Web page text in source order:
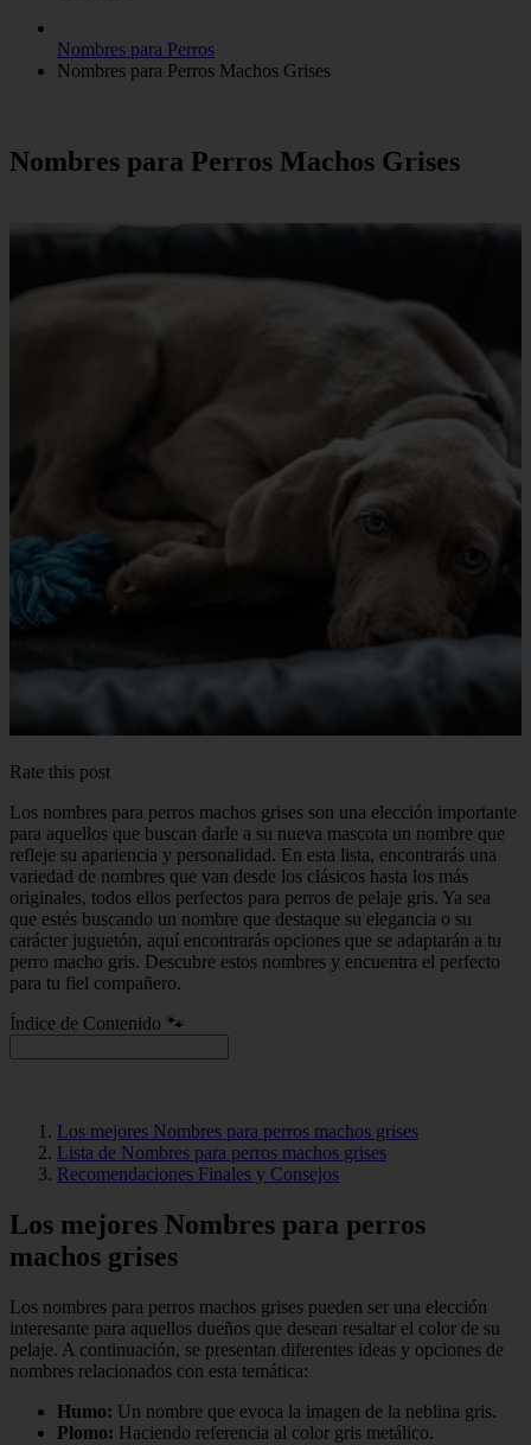
Nombres para Perros
Nombres para Perros Machos Grises
Nombres para Perros Machos Grises
Rate this post
Los nombres para perros machos grises son una elección importante
para aquellos que buscan darle a su nueva mascota un nombre que
refleje su apariencia y personalidad. En esta lista, encontrarás una
variedad de nombres que van desde los clásicos hasta los más
originales, todos ellos perfectos para perros de pelaje gris. Ya sea
que estés buscando un nombre que destaque su elegancia o su
carácter juguetón, aquí encontrarás opciones que se adaptarán a tu
perro macho gris. Descubre estos nombres y encuentra el perfecto
para tu fiel compañero.
Índice de Contenido 🐾
Los mejores Nombres para perros machos grises
Lista de Nombres para perros machos grises
Recomendaciones Finales y Consejos
Los mejores Nombres para perros
machos grises
Los nombres para perros machos grises pueden ser una elección
interesante para aquellos dueños que desean resaltar el color de su
pelaje. A continuación, se presentan diferentes ideas y opciones de
nombres relacionados con esta temática:
Humo: Un nombre que evoca la imagen de la neblina gris.
Plomo: Haciendo referencia al color gris metálico.